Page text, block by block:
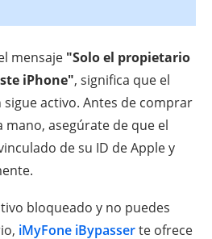
mensaje "Solo el propietario
iPhone", significa que el
activo. Antes de comprar
mano, asegúrate de que el
de su ID de Apple y
bloqueado y no puedes
iMyFone iBypasserte ofrece